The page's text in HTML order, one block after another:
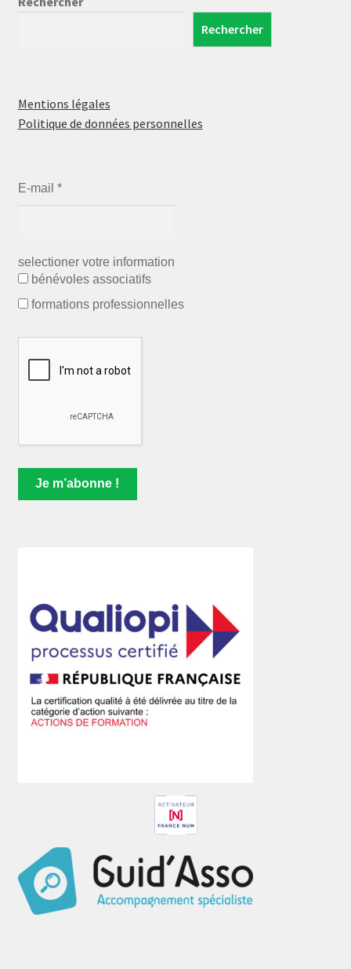
Rechercher
Mentions légales
Politique de données personnelles
E-mail *
selectioner votre information
bénévoles associatifs
formations professionnelles